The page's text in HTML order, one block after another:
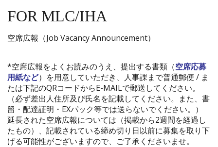
FOR MLC/IHA
空席広報（Job Vacancy Announcement）
*空席広報をよくお読みのうえ、提出する書類（空席応募
用紙など）を用意していただき、人事課まで普通郵便 / ま
たは下記のQRコードからE-MAILで郵送してください。
（必ず差出人住所及び氏名を記載してください。また、書
留・配達証明・EXパック等では送らないでください。）
延長された空席広報については（掲載から2週間を経過し
たもの）、記載されている締め切り日以前に募集を取り下
げる可能性がございますので、ご了承くださいませ。